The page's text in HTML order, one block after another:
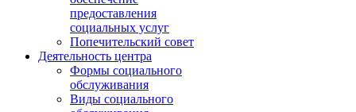
предоставления
социальных услуг
Попечительский совет
Деятельность центра
Формы социального
обслуживания
Виды социального